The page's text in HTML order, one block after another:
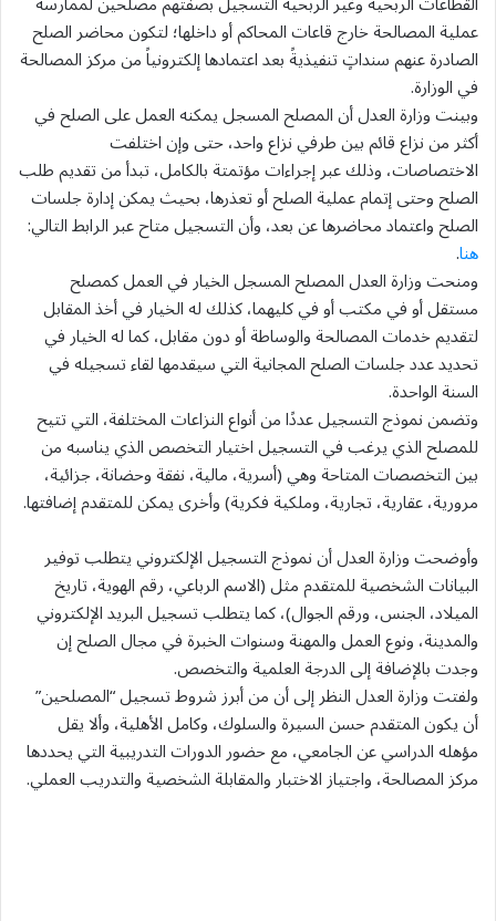
عملية المصالحة خارج قاعات المحاكم أو داخلها؛ لتكون محاضر الصلح
الصادرة عنهم سنداتٍ تنفيذيةً بعد اعتمادها إلكترونياً من مركز المصالحة
في الوزارة.
وبينت وزارة العدل أن المصلح المسجل يمكنه العمل على الصلح في
أكثر من نزاع قائم بين طرفي نزاع واحد، حتى وإن اختلفت
الاختصاصات، وذلك عبر إجراءات مؤتمتة بالكامل، تبدأ من تقديم طلب
الصلح وحتى إتمام عملية الصلح أو تعذرها، بحيث يمكن إدارة جلسات
الصلح واعتماد محاضرها عن بعد، وأن التسجيل متاح عبر الرابط التالي:
هنا.
ومنحت وزارة العدل المصلح المسجل الخيار في العمل كمصلح
مستقل أو في مكتب أو في كليهما، كذلك له الخيار في أخذ المقابل
لتقديم خدمات المصالحة والوساطة أو دون مقابل، كما له الخيار في
تحديد عدد جلسات الصلح المجانية التي سيقدمها لقاء تسجيله في
السنة الواحدة.
وتضمن نموذج التسجيل عددًا من أنواع النزاعات المختلفة، التي تتيح
للمصلح الذي يرغب في التسجيل اختيار التخصص الذي يناسبه من
بين التخصصات المتاحة وهي (أسرية، مالية، نفقة وحضانة، جزائية،
مرورية، عقارية، تجارية، وملكية فكرية) وأخرى يمكن للمتقدم إضافتها.
وأوضحت وزارة العدل أن نموذج التسجيل الإلكتروني يتطلب توفير
البيانات الشخصية للمتقدم مثل (الاسم الرباعي، رقم الهوية، تاريخ
الميلاد، الجنس، ورقم الجوال)، كما يتطلب تسجيل البريد الإلكتروني
والمدينة، ونوع العمل والمهنة وسنوات الخبرة في مجال الصلح إن
وجدت بالإضافة إلى الدرجة العلمية والتخصص.
ولفتت وزارة العدل النظر إلى أن من أبرز شروط تسجيل “المصلحين”
أن يكون المتقدم حسن السيرة والسلوك، وكامل الأهلية، وألا يقل
مؤهله الدراسي عن الجامعي، مع حضور الدورات التدريبية التي يحددها
مركز المصالحة، واجتياز الاختبار والمقابلة الشخصية والتدريب العملي.